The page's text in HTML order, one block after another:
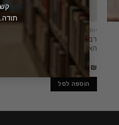
יהדות
רבי יוחנן וריש לקיש איפיונם של
האמוראים בראי 355 מחלוקותיהם
85.00 ₪
הוספה לסל